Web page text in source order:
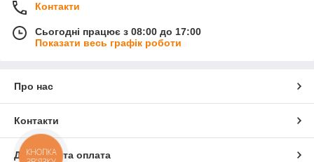
Контакти
Сьогодні працює з 08:00 до 17:00
Показати весь графік роботи
Про нас
Контакти
Доставка та оплата
КНОПКА